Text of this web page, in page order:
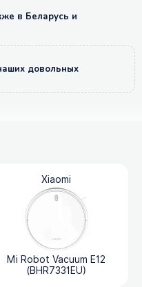
в Беларусь и
довольных
Xiaomi
Mi Robot Vacuum E12
(BHR7331EU)